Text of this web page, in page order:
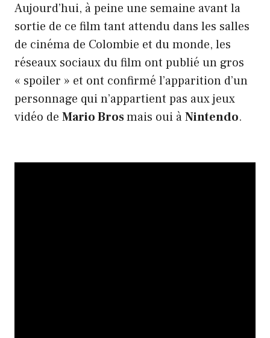
Aujourd’hui, à peine une semaine avant la
sortie de ce film tant attendu dans les salles
de cinéma de Colombie et du monde, les
réseaux sociaux du film ont publié un gros
« spoiler » et ont confirmé l’apparition d’un
personnage qui n’appartient pas aux jeux
vidéo de Mario Brosmais oui àNintendo.